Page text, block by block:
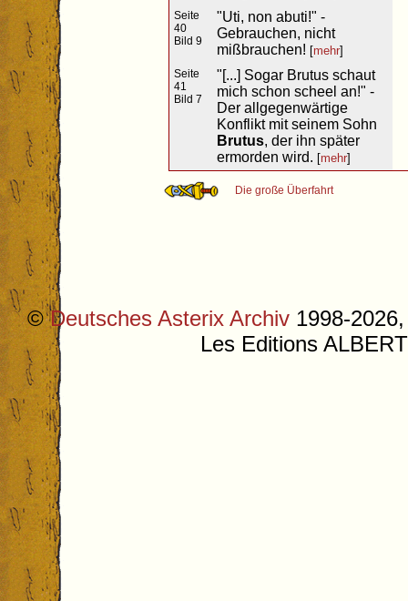
Seite
40
Bild 9
"Uti, non abuti!" -
Gebrauchen, nicht
mißbrauchen! [mehr]
Seite
41
Bild 7
"[...] Sogar Brutus schaut
mich schon scheel an!" -
Der allgegenwärtige
Konflikt mit seinem Sohn
Brutus, der ihn später
ermorden wird. [mehr]
Die große Überfahrt
©Deutsches Asterix Archiv 1998-
Les Editions